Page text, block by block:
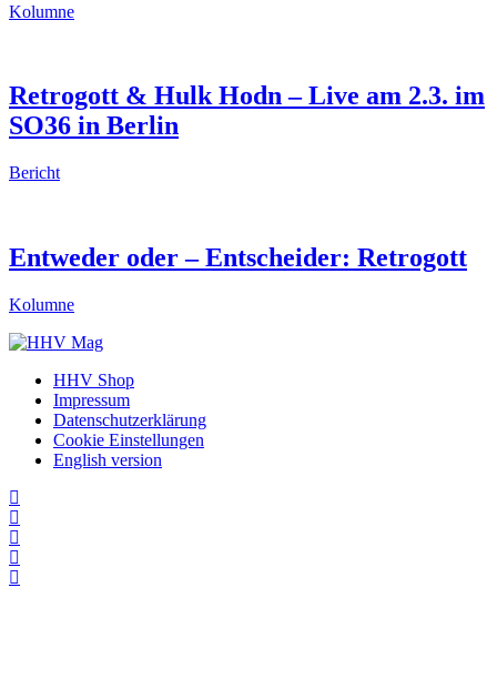
Kolumne
Retrogott & Hulk Hodn – Live am 2.3. im
SO36 in Berlin
Bericht
Entweder oder – Entscheider: Retrogott
Kolumne
HHV Shop
Impressum
Datenschutzerklärung
Cookie Einstellungen
English version